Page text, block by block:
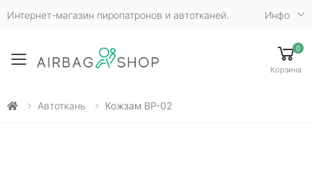
Интернет-магазин пиропатронов и автотканей. Инфо
Toggle mobile menu
0
Корзина
Автоткань Кожзам ВР-02